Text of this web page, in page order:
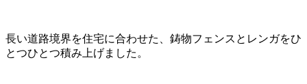
長い道路境界を住宅に合わせた、鋳物フェンスとレンガをひ
とつひとつ積み上げました。